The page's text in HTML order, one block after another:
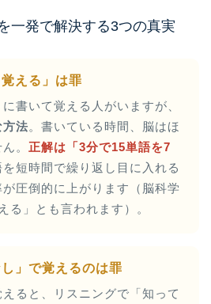
一発で解決する3つの真実
える」は罪
書いて覚える人がいますが、
方法。書いている時間、脳はほ
。 正解は「3分で15単語を7
を短時間で繰り返し目に入れる
圧倒的に上がります（脳科学
る」とも言われます）。
」で覚えるのは罪
ると、リスニングで「知って